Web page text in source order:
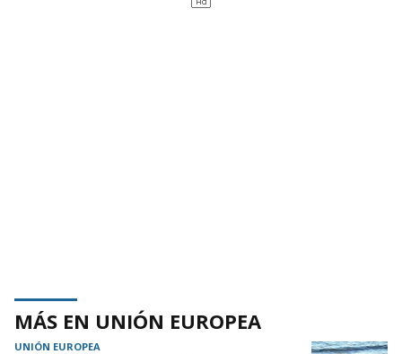
MÁS EN UNIÓN EUROPEA
UNIÓN EUROPEA